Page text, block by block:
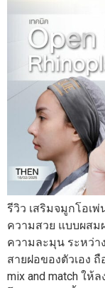
รีวิว เสริมจมูกโอเ
ความสวย แบบผสม
ความละมุน ระหว่า
สายฝอของตัวเอง
mix and match ให้